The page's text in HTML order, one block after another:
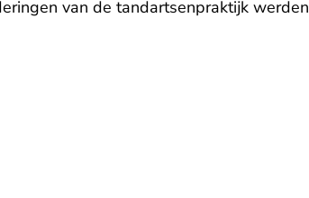
van de tandartsenpraktijk werden